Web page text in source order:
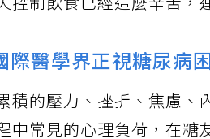
控制飲食已經這麼辛苦，
際醫學界正視糖尿病
積的壓力、挫折、焦慮、